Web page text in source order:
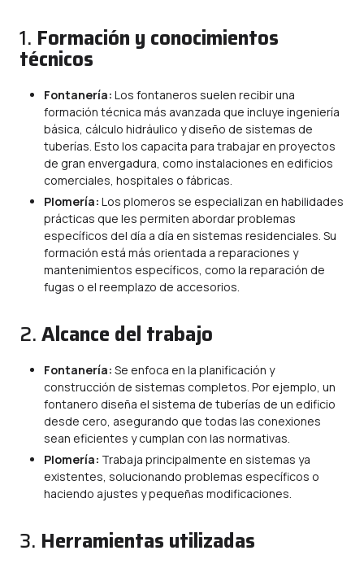
1. Formación y conocimientos
técnicos
Fontanería: Los fontaneros suelen recibir una
formación técnica más avanzada que incluye ingeniería
básica, cálculo hidráulico y diseño de sistemas de
tuberías. Esto los capacita para trabajar en proyectos
de gran envergadura, como instalaciones en edificios
comerciales, hospitales o fábricas.
Plomería: Los plomeros se especializan en habilidades
prácticas que les permiten abordar problemas
específicos del día a día en sistemas residenciales. Su
formación está más orientada a reparaciones y
mantenimientos específicos, como la reparación de
fugas o el reemplazo de accesorios.
2.Alcance del trabajo
Fontanería: Se enfoca en la planificación y
construcción de sistemas completos. Por ejemplo, un
fontanero diseña el sistema de tuberías de un edificio
desde cero, asegurando que todas las conexiones
sean eficientes y cumplan con las normativas.
Plomería: Trabaja principalmente en sistemas ya
existentes, solucionando problemas específicos o
haciendo ajustes y pequeñas modificaciones.
3. Herramientas utilizadas